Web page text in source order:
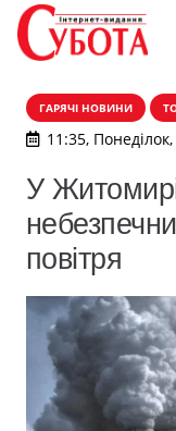
ГАРЯЧІ НОВИНИ
11:35,
У
повітря